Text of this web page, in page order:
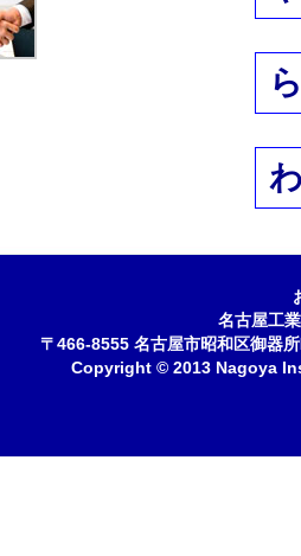
名古屋工
〒466-8555 名古屋市昭和区御
Copyright © 2013 Nagoya